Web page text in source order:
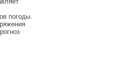
погоды.